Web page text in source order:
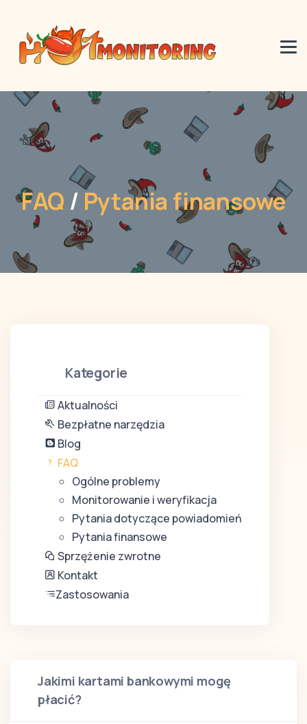
FAQ / Pytania finansowe
Kategorie
Aktualności
Bezpłatne narzędzia
Blog
FAQ
Ogólne problemy
Monitorowanie i weryfikacja
Pytania dotyczące powiadomień
Pytania finansowe
Sprzężenie zwrotne
Kontakt
Zastosowania
Jakimi kartami bankowymi mogę
płacić?